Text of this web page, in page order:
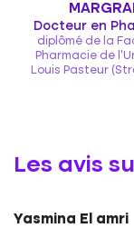
Docteur en
diplômé de la
Pharmacie de
Louis Pasteur
Les avis
Yasmina El amri